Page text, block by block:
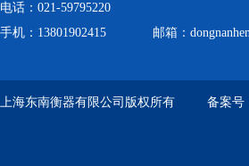
电话：021-59795220
手机：13801902415 邮箱：
上海东南衡器有限公司版权所有 备案号